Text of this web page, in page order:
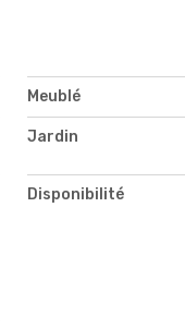
Meublé
Jardin
Disponibilité